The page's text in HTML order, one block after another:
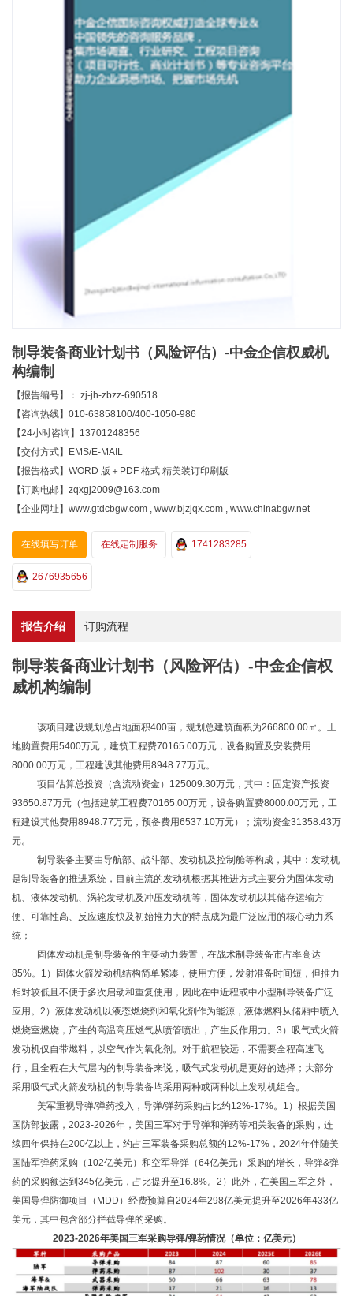
制导装备商业计划书（风险评估）-中金企信权威机
构编制
【报告编号】： zj-jh-zbzz-690518
【咨询热线】010-63858100/400-1050-986
【24小时咨询】13701248356
【交付方式】EMS/E-MAIL
【报告格式】WORD 版＋PDF 格式 精美装订印刷版
【订购电邮】zqxgj2009@163.com
【企业网址】www.gtdcbgw.com , www.bjzjqx.com , www.chinabgw.net
在线填写订单 在线定制服务 1741283285
2676935656
报告介绍 订购流程
制导装备商业计划书（风险评估）-中金企信权
威机构编制
该项目建设规划总占地面积400亩，规划总建筑面积为266800.00㎡。土
地购置费用5400万元，建筑工程费70165.00万元，设备购置及安装费用
8000.00万元，工程建设其他费用8948.77万元。
项目估算总投资（含流动资金） 125009.30万元，其中：固定资产投资
93650.87万元（包括建筑工程费70165.00万元，设备购置费8000.00万元，工
程建设其他费用8948.77万元，预备费用6537.10万元）；流动资金31358.43万
元。
制导装备主要由导航部、战斗部、发动机及控制舱等构成，其中：发动机
是制导装备的推进系统，目前主流的发动机根据其推进方式主要分为固体发动
机、液体发动机、涡轮发动机及冲压发动机等，固体发动机以其储存运输方
便、可靠性高、反应速度快及初始推力大的特点成为最广泛应用的核心动力系
统；
固体发动机是制导装备的主要动力装置，在战术制导装备市占率高达
85%。1）固体火箭发动机结构简单紧凑，使用方便，发射准备时间短，但推力
相对较低且不便于多次启动和重复使用，因此在中近程或中小型制导装备广泛
应用。2）液体发动机以液态燃烧剂和氧化剂作为能源，液体燃料从储厢中喷入
燃烧室燃烧，产生的高温高压燃气从喷管喷出，产生反作用力。3）吸气式火箭
发动机仅自带燃料，以空气作为氧化剂。对于航程较远，不需要全程高速飞
行，且全程在大气层内的制导装备来说，吸气式发动机是更好的选择；大部分
采用吸气式火箭发动机的制导装备均采用两种或两种以上发动机组合。
美军重视导弹/弹药投入，导弹/弹药采购占比约12%-17%。1）根据美国
国防部披露，2023-2026年，美国三军对于导弹和弹药等相关装备的采购，连
续四年保持在200亿以上，约占三军装备采购总额的12%-17%，2024年伴随美
国陆军弹药采购（102亿美元）和空军导弹（64亿美元）采购的增长，导弹&弹
药的采购额达到345亿美元，占比提升至16.8%。2）此外，在美国三军之外，
美国导弹防御项目（MDD）经费预算自2024年298亿美元提升至2026年433亿
美元，其中包含部分拦截导弹的采购。
2023-2026年美国三军采购导弹/弹药情况（单位：亿美元）